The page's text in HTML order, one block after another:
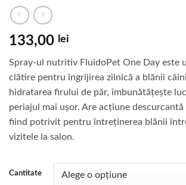
133,00 lei
Spray-ul nutritiv FluidoPet One Day este
clătire pentru îngrijirea zilnică a blănii
hidratarea firului de păr, îmbunătățește
periajul mai ușor. Are acțiune
fiind potrivit pentru întreținerea blănii
vizitele la salon.
Cantitate